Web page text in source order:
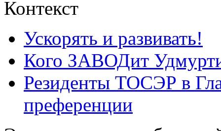
Контекст
Ускорять и развивать!
Кого ЗАВОДит
Резиденты ТОСЭР в
преференции